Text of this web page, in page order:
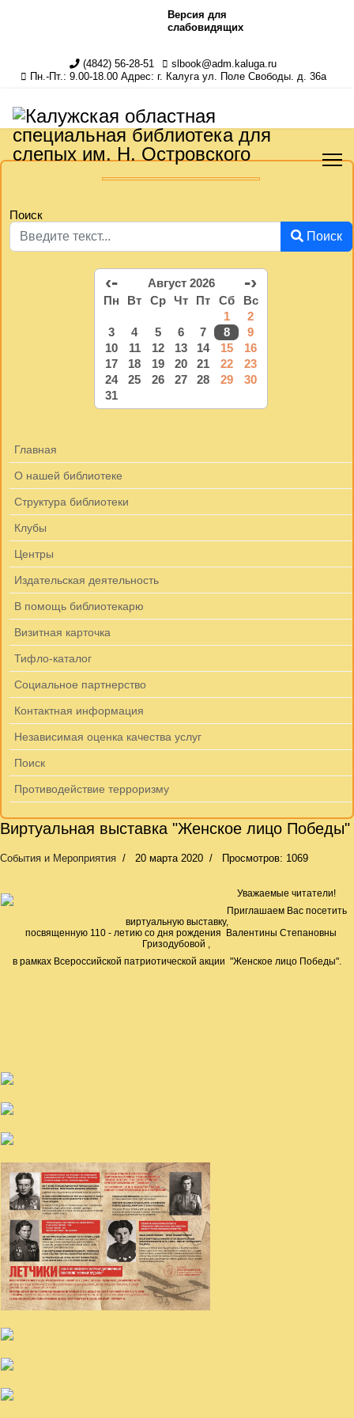
Версия для
слабовидящих
(4842) 56-28-51
slbook@adm.kaluga.ru
Пн.-Пт.: 9.00-18.00 Адрес: г. Калуга ул. Поле Свободы. д. 36а
Поиск
Поиск
‹- Август 2026 -›
Пн Вт Ср Чт Пт Сб
Вс
1
2
3
4 5 6 7 8
9
10
11 12 13 14 15
16
17
18 19 20 21 22
23
24
25 26 27 28 29
30
31
Главная
О нашей библиотеке
Структура библиотеки
Клубы
Центры
Издательская деятельность
В помощь библиотекарю
Визитная карточка
Тифло-каталог
Социальное партнерство
Контактная информация
Независимая оценка качества услуг
Поиск
Противодействие терроризму
Виртуальная выставка "Женское лицо Победы"
События и Мероприятия 20 марта 2020 Просмотров: 1069
Уважаемые читатели!
Приглашаем Вас посетить
виртуальную выставку,
посвященную 110 - летию со дня рождения Валентины Степановны
Гризодубовой ,
в рамках Всероссийской патриотической акции "Женское лицо Победы".